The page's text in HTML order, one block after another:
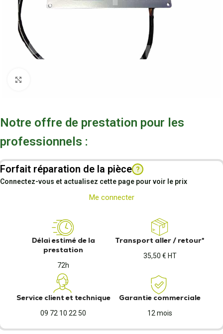
Notre offre de prestation pour les
professionnels :
Forfait réparation de la pièce ?
Connectez-vous et actualisez cette page pour voir le prix
Me connecter
Délai estimé de la
prestation
72h
Transport aller / retour*
35,50 € HT
Service client et technique
09 72 10 22 50
Garantie commerciale
12 mois